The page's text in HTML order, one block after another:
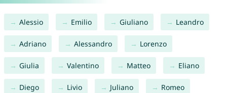
Alessio Emilio Giuliano Leandro
Adriano Alessandro Lorenzo
Giulia Valentino Matteo Eliano
Diego Livio Juliano Romeo